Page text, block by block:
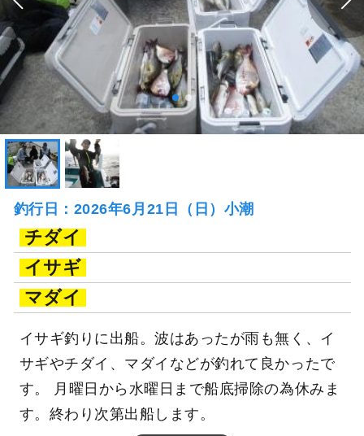
釣行日：2026年6月21日（日）小潮
チダイ
イサギ
マダイ
イサギ釣りに出船。波はあったが雨も無く、イ
サギやチダイ、マダイなどが釣れて良かったで
す。 月曜日から水曜日まで船底掃除の為休みま
す。終わり次第出船します。